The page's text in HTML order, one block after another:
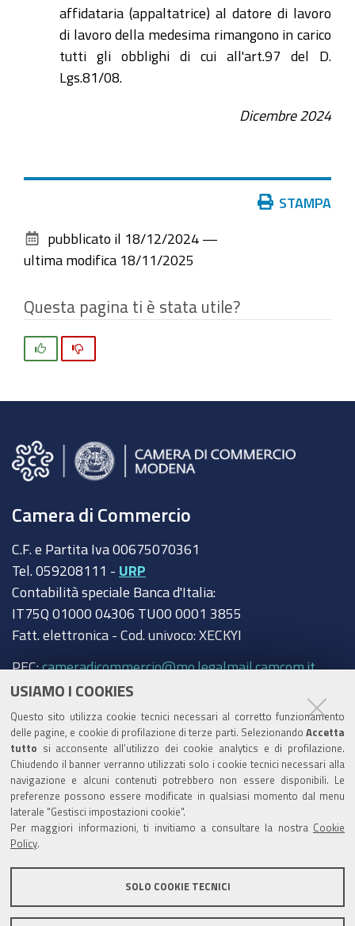
USIAMO I COOKIES
Questo sito utilizza cookie tecnici necessari al corretto funzionamento
delle pagine, e cookie di profilazione di terze parti. Selezionando Accetta
tutto si acconsente all’utilizzo dei cookie analytics e di profilazione.
Chiudendo il banner verranno utilizzati solo i cookie tecnici necessari alla
navigazione e alcuni contenuti potrebbero non essere disponibili. Le
preferenze possono essere modificate in qualsiasi momento dal menu
laterale "Gestisci impostazioni cookie".
Per maggiori informazioni, ti invitiamo a consultare la nostra Cookie
Policy
SOLO COOKIE TECNICI
affidataria (appaltatrice) al datore di lavoro
di lavoro della medesima rimangono in carico
tutti gli obblighi di cui all'art.97 del D.
Lgs.81/08.
Dicembre 2024
documento
STAMPA
pubblicato il 18/12/2024 —
ultima modifica 18/11/2025
Questa pagina ti è stata utile?
Camera di Commercio
C.F. e Partita Iva 00675070361
Tel. 059208111 - URP
Contabilità speciale Banca d'Italia:
IT75Q 01000 04306 TU00 0001 3855
Fatt. elettronica - Cod. univoco: XECKYI
PEC:cameradicommercio@mo.legalmail.camcom.it
Trasparenza
Amministrazione trasparente
Albo Camerale
Pubblicità Legale
Area riservata Amministratori